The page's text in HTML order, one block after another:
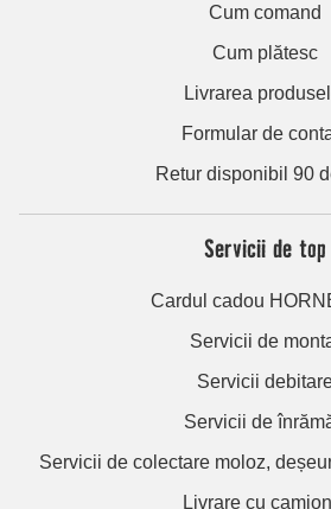
Cum comand
Cum plătesc
Livrarea
Formular de
Retur disponibil 90
Servicii de top
Cardul cadou
Servicii de
Servicii
Servicii de
Servicii de colectare moloz,
Livrare cu